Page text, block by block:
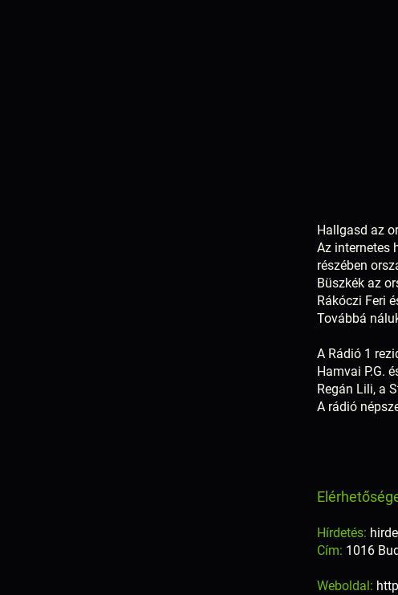
Hallgasd az
Az internetes
részében
Büszkék az
Rákóczi Feri
Továbbá
A Rádió 1
Hamvai P.G.
Regán Lili, a
A rádió
Hírdetés:
Cím: 1016
Weboldal: